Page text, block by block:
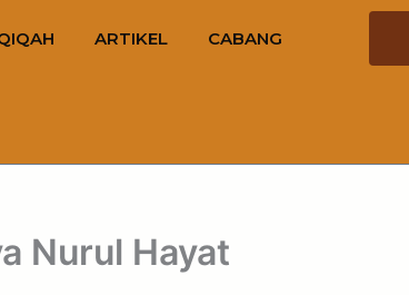
ARTIKEL CABANG
Nurul Hayat